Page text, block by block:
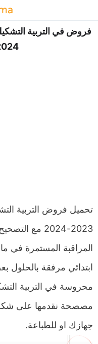
2024 مع
تحميل فروض التربية
2023-2024 مع
المراقبة المستمرة في
ابتدائي مرفقة
محروسة في التربية
مصصحة نقدمها على
جهازك او للطباعة.